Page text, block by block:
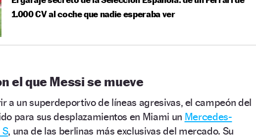
1.000 CV al coche que nadie esperaba ver
el que Messi se mueve
a un superdeportivo de líneas agresivas, el campeón del
para sus desplazamientos en Miami un Mercedes-
, una de las berlinas más exclusivas del mercado. Su